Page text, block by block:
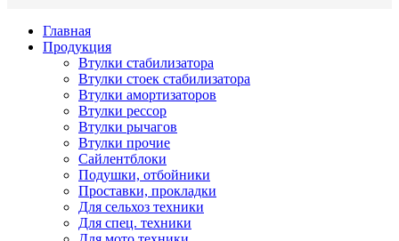
Главная
Продукция
Втулки стабилизатора
Втулки стоек стабилизатора
Втулки амортизаторов
Втулки рессор
Втулки рычагов
Втулки прочие
Сайлентблоки
Подушки, отбойники
Проставки, прокладки
Для сельхоз техники
Для спец. техники